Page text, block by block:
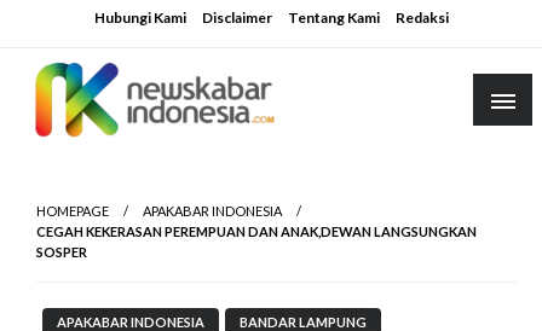
to
content
Hubungi Kami Disclaimer Tentang Kami Redaksi
HOMEPAGE
APAKABAR INDONESIA
CEGAH KEKERASAN PEREMPUAN DAN ANAK,DEWAN LANGSUNGKAN
SOSPER
APAKABAR INDONESIA BANDAR LAMPUNG